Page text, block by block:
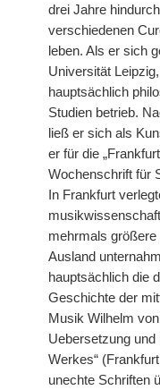
drei Jahre
verschiedenen
leben. Als er sich
Universität
hauptsächlich
Studien betrieb.
ließ er sich als
er für die
Wochenschrift für
In Frankfurt
mehrmals
Ausland
hauptsächlich die
Geschichte der
Musik Wilhelm
Uebersetzung
Werkes“
unechte Schriften